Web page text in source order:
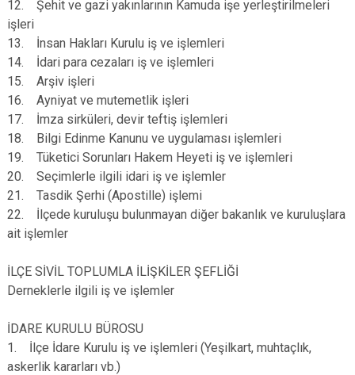
12. Şehit ve gazi yakınlarının Kamuda işe yerleştirilmeleri
işleri
13. İnsan Hakları Kurulu iş ve işlemleri
14. İdari para cezaları iş ve işlemleri
15. Arşiv işleri
16. Ayniyat ve mutemetlik işleri
17. İmza sirküleri, devir teftiş işlemleri
18. Bilgi Edinme Kanunu ve uygulaması işlemleri
19. Tüketici Sorunları Hakem Heyeti iş ve işlemleri
20. Seçimlerle ilgili idari iş ve işlemler
21. Tasdik Şerhi (Apostille) işlemi
22. İlçede kuruluşu bulunmayan diğer bakanlık ve kuruluşlara
ait işlemler
İLÇE SİVİL TOPLUMLA İLİŞKİLER ŞEFLİĞİ
Derneklerle ilgili iş ve işlemler
İDARE KURULU BÜROSU
1. İlçe İdare Kurulu iş ve işlemleri (Yeşilkart, muhtaçlık,
askerlik kararları vb.)